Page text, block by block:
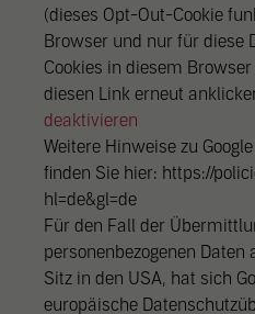
(dieses Opt-Out-Cookie
Browser und nur für diese
Cookies in diesem
diesen Link erneut
deaktivieren
Weitere Hinweise zu
finden Sie hier: https://
hl=de&gl=de
Für den Fall der
personenbezogenen Daten
Sitz in den USA, hat sich
europäische